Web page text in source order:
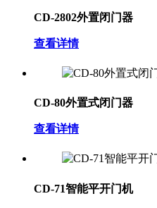
CD-2802外置闭门器
查看详情
CD-80外置式闭门器
查看详情
CD-71智能平开门机